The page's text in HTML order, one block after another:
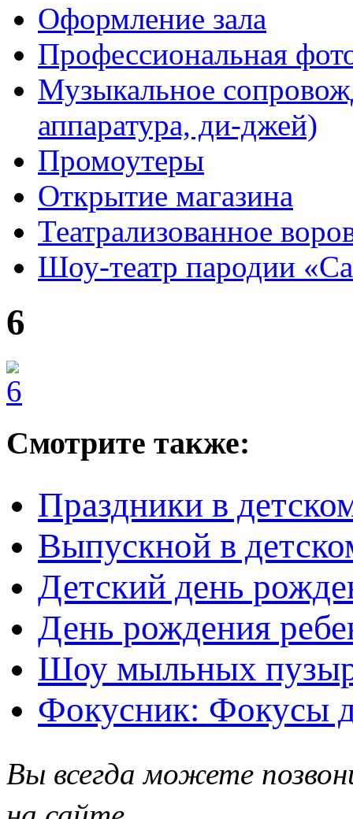
Оформление зала
Профессиональная
Музыкальное
аппаратура, ди-джей)
Промоутеры
Открытие магазина
Театрализованное
Шоу-театр пародии
6
Смотрите также:
Праздники в
Выпускной в
Детский день
День рождения
Шоу мыльных
Фокусник: Фокусы
Вы всегда можете